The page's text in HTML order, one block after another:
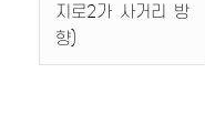
지로2가 사거리 방
향)